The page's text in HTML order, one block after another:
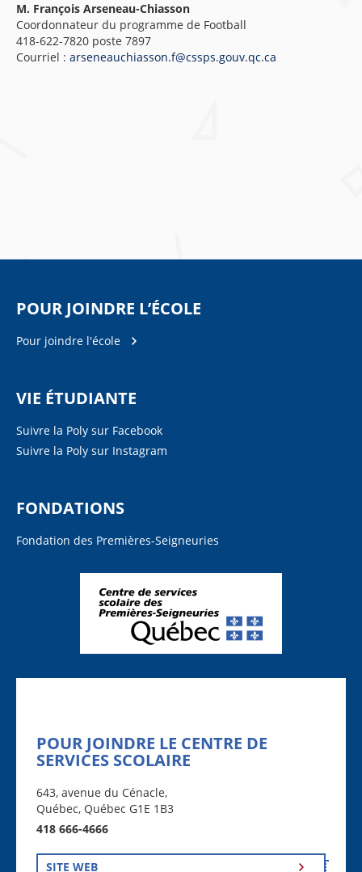
M. François Arseneau-Chiasson
Coordonnateur du programme de Football
418-622-7820 poste 7897
Courriel : arseneauchiasson.f@cssps.gouv.qc.ca
POUR JOINDRE L’ÉCOLE
Pour joindre l'école
VIE ÉTUDIANTE
Suivre la Poly sur Facebook
Suivre la Poly sur Instagram
FONDATIONS
Fondation des Premières-Seigneuries
POUR JOINDRE LE CENTRE DE
SERVICES SCOLAIRE
643, avenue du Cénacle,
Québec, Québec G1E 1B3
418 666-4666
SITE WEB